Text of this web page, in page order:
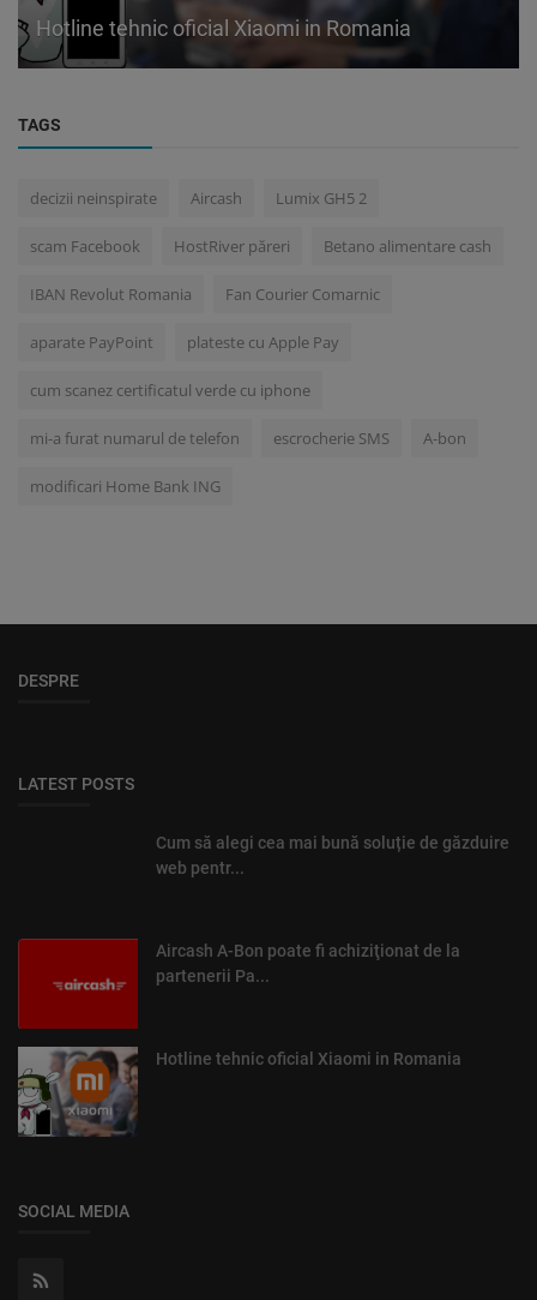
Hotline tehnic oficial Xiaomi in Romania
TAGS
decizii neinspirate Aircash Lumix GH5 2
scam Facebook HostRiver păreri Betano alimentare cash
IBAN Revolut Romania Fan Courier Comarnic
aparate PayPoint plateste cu Apple Pay
cum scanez certificatul verde cu iphone
mi-a furat numarul de telefon escrocherie SMS A-bon
modificari Home Bank ING
DESPRE
LATEST POSTS
Cum să alegi cea mai bună soluție de găzduire
web pentr...
Aircash A-Bon poate fi achiziţionat de la
partenerii Pa...
Hotline tehnic oficial Xiaomi in Romania
SOCIAL MEDIA